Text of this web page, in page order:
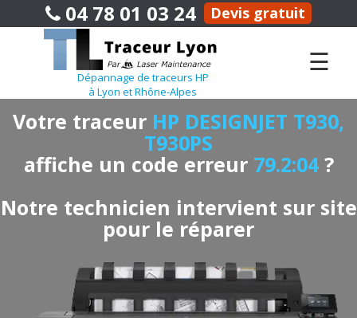
04 78 01 03 24 Devis gratuit
Dépannage de traceurs HP
à Lyon et Rhône-Alpes
☰
Votre traceur HP DESIGNJET T930,
T930PS
affiche un code erreur 79.2:04?
Notre technicien intervient sur site
pour le réparer